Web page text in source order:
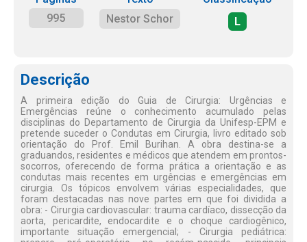
995
Nestor Schor
L
Descrição
A primeira edição do Guia de Cirurgia: Urgências e
Emergências reúne o conhecimento acumulado pelas
disciplinas do Departamento de Cirurgia da Unifesp-EPM e
pretende su­ceder o Condutas em Cirurgia, livro editado sob
orientação do Prof. Emil Burihan. A obra destina-se a
graduandos, residentes e médicos que atendem em prontos-
socorros, oferecendo de forma prática a orientação e as
condutas mais recentes em urgências e emergências em
cirurgia. Os tópicos envolvem várias especialidades, que
foram destacadas nas nove partes em que foi dividida a
obra: - Cirurgia cardiovascular: trauma cardíaco, dissecção da
aorta, pericardite, endocardite e o choque cardiogênico,
importante situação emergencial; - Cirurgia pediátrica: